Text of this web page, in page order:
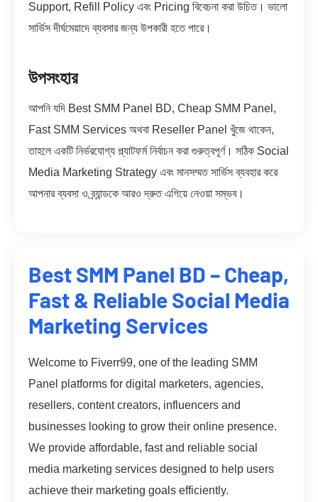
Support, Refill Policy এবং Pricing বিবেচনা করা উচিত। ভালো
সার্ভিস দীর্ঘমেয়াদে ব্যবসার জন্য উপকারী হতে পারে।
উপসংহার
আপনি যদি Best SMM Panel BD, Cheap SMM Panel,
Fast SMM Services অথবা Reseller Panel খুঁজে থাকেন,
তাহলে একটি নির্ভরযোগ্য প্ল্যাটফর্ম নির্বাচন করা গুরুত্বপূর্ণ। সঠিক Social
Media Marketing Strategy এবং মানসম্মত সার্ভিস ব্যবহার করে
আপনার ব্যবসা ও ব্র্যান্ডকে আরও দ্রুত এগিয়ে নেওয়া সম্ভব।
Best SMM Panel BD – Cheap,
Fast & Reliable Social Media
Marketing Services
Welcome to Fiverr99, one of the leading SMM
Panel platforms for digital marketers, agencies,
resellers, content creators, influencers and
businesses looking to grow their online presence.
We provide affordable, fast and reliable social
media marketing services designed to help users
achieve their marketing goals efficiently.